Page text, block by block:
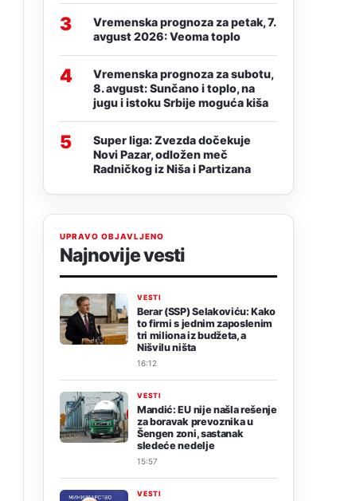
3
Vremenska prognoza za petak, 7.
avgust 2026: Veoma toplo
4
Vremenska prognoza za subotu,
8. avgust: Sunčano i toplo, na
jugu i istoku Srbije moguća kiša
5
Super liga: Zvezda dočekuje
Novi Pazar, odložen meč
Radničkog iz Niša i Partizana
UPRAVO OBJAVLJENO
Najnovije vesti
VESTI
Berar (SSP) Selakoviću: Kako
to firmi s jednim zaposlenim
tri miliona iz budžeta, a
Nišvilu ništa
16:12
VESTI
Mandić: EU nije našla rešenje
za boravak prevoznika u
Šengen zoni, sastanak
sledeće nedelje
15:57
VESTI